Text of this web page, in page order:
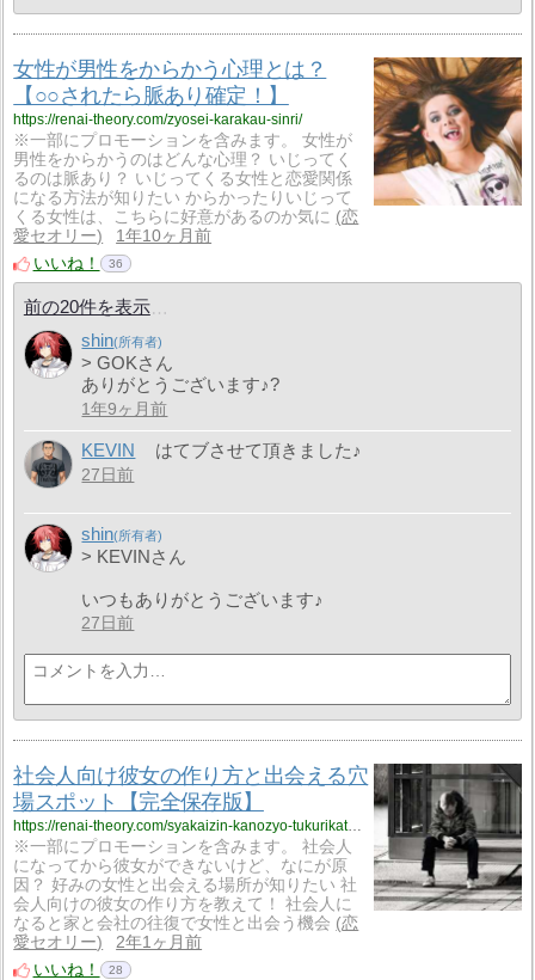
女性が男性をからかう心理とは？
【○○されたら脈あり確定！】
https://renai-theory.com/zyosei-karakau-sinri/
※一部にプロモーションを含みます。 女性が
男性をからかうのはどんな心理？ いじってく
るのは脈あり？ いじってくる女性と恋愛関係
になる方法が知りたい からかったりいじって
くる女性は、こちらに好意があるのか気に
恋
愛セオリー
1年10ヶ月前
いいね！
36
前の20件を表示
shin
> GOKさん
ありがとうございます♪?
1年9ヶ月前
KEVIN はてブさせて頂きました♪
27日前
shin
> KEVINさん
いつもありがとうございます♪︎
27日前
社会人向け彼女の作り方と出会える穴
場スポット【完全保存版】
https://renai-theory.com/syakaizin-kanozyo-tukurikata-2/
※一部にプロモーションを含みます。 社会人
になってから彼女ができないけど、なにが原
因？ 好みの女性と出会える場所が知りたい 社
会人向けの彼女の作り方を教えて！ 社会人に
なると家と会社の往復で女性と出会う機会
恋
愛セオリー
2年1ヶ月前
いいね！
28